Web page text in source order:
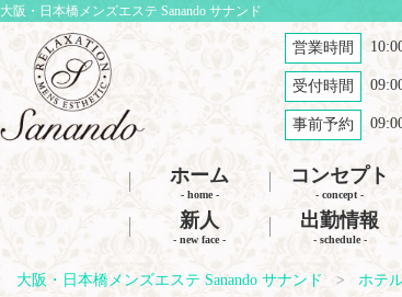
大阪・日本橋メンズエステ Sanando サナンド
営業時間
受付時間
事前予約
ホーム
- home -
コンセプト
- concept -
新人
- new face -
出勤情報
- schedule -
大阪・日本橋メンズエステ Sanando サナンド ホテ